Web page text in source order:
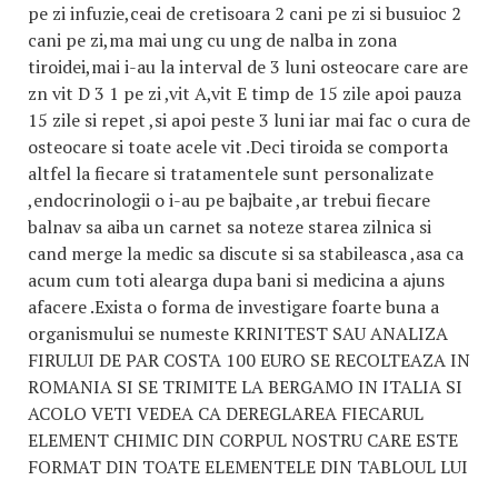
pe zi infuzie,ceai de cretisoara 2 cani pe zi si busuioc 2
cani pe zi,ma mai ung cu ung de nalba in zona
tiroidei,mai i-au la interval de 3 luni osteocare care are
zn vit D 3 1 pe zi ,vit A,vit E timp de 15 zile apoi pauza
15 zile si repet ,si apoi peste 3 luni iar mai fac o cura de
osteocare si toate acele vit .Deci tiroida se comporta
altfel la fiecare si tratamentele sunt personalizate
,endocrinologii o i-au pe bajbaite ,ar trebui fiecare
balnav sa aiba un carnet sa noteze starea zilnica si
cand merge la medic sa discute si sa stabileasca ,asa ca
acum cum toti alearga dupa bani si medicina a ajuns
afacere .Exista o forma de investigare foarte buna a
organismului se numeste KRINITEST SAU ANALIZA
FIRULUI DE PAR COSTA 100 EURO SE RECOLTEAZA IN
ROMANIA SI SE TRIMITE LA BERGAMO IN ITALIA SI
ACOLO VETI VEDEA CA DEREGLAREA FIECARUL
ELEMENT CHIMIC DIN CORPUL NOSTRU CARE ESTE
FORMAT DIN TOATE ELEMENTELE DIN TABLOUL LUI